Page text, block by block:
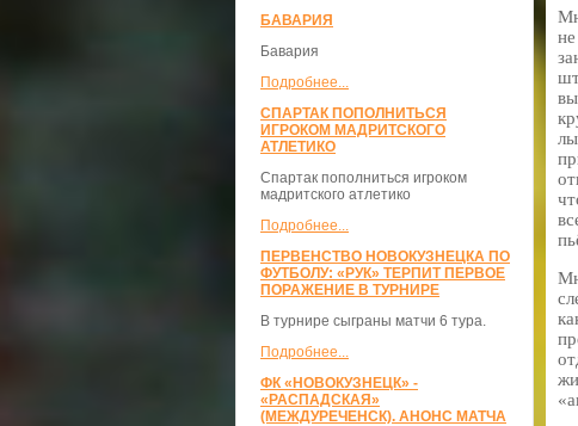
БАВАРИЯ
Бавария
Подробнее...
СПАРТАК ПОПОЛНИТЬСЯ
ИГРОКОМ МАДРИТСКОГО
АТЛЕТИКО
Спартак пополниться игроком
мадритского атлетико
Подробнее...
ПЕРВЕНСТВО НОВОКУЗНЕЦКА ПО
ФУТБОЛУ: «РУК» ТЕРПИТ ПЕРВОЕ
ПОРАЖЕНИЕ В ТУРНИРЕ
В турнире сыграны матчи 6 тура.
Подробнее...
ФК «НОВОКУЗНЕЦК» -
«РАСПАДСКАЯ»
(МЕЖДУРЕЧЕНСК). АНОНС МАТЧА